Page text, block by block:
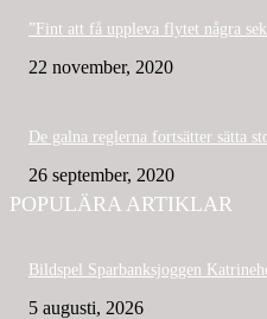
”Fint att få uppleva flytet några
22 november, 2020
De galna reglerna fortsätter sätta
26 september, 2020
POPULÄRA ARTIKLAR
Bildspel Sparbanksjoggen
5 augusti, 2026